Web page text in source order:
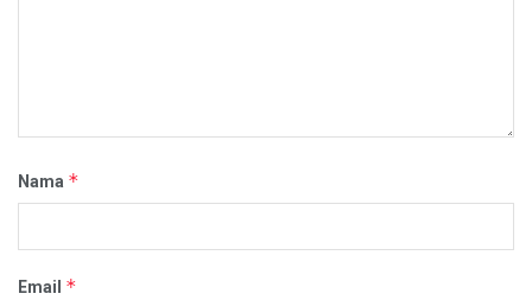
Nama *
Email *